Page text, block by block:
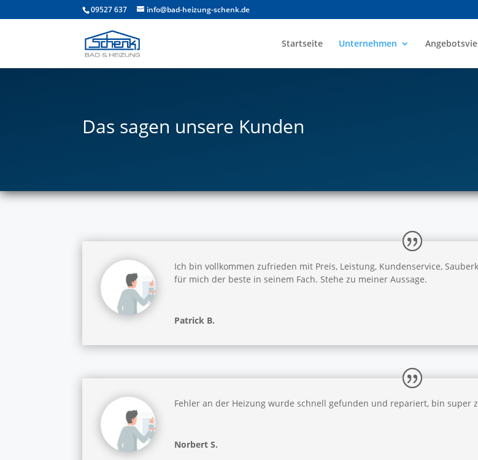
09527 637 info@bad-heizung-schenk.de
Startseite Unternehmen
Das sagen unsere Kunden
Ich bin vollkommen zufrieden mit Preis, Leistung, Kundenservice,
für mich der beste in seinem Fach. Stehe zu meiner Aussage.
Patrick B.
Fehler an der Heizung wurde schnell gefunden und repariert, bin super
Norbert S.